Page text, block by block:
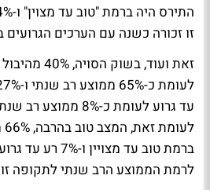
זו זכורה כשנה עם הערכים הגרועים
זאת ועוד,
עד גרוע לעומת כ-8%
ברמת טוב עד
לרמת הממוצע הרב שנתי לתקופה